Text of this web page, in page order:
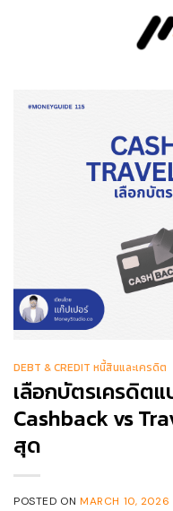
DEBT & CREDIT หนี้สินและเครดิต
เลือกบัตรเครดิตแ
Cashback vs
สุด
POSTED ON MARCH 10, 2026